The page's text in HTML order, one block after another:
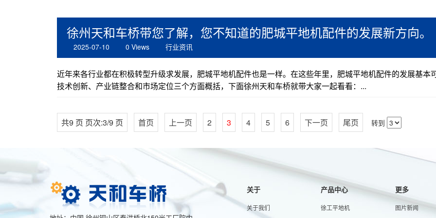
徐州天和车桥带您了解，您不知道的肥城平地机配件的发展新方向。
2025-07-10 0 Views 行业资讯
近年来各行业都在积极转型升级求发展，肥城平地机配件也是一样。在这些年里，肥城平地机配件的发展基本
技术创新、产业链整合和市场定位三个方面概括，下面徐州天和车桥就带大家一起看看：...
共9 页 页次:3/9 页 首页 上一页 2 3 4 5 6 下一页 尾页 转到
关于
关于我们
产品中心
徐工平地机
更多
图片新闻